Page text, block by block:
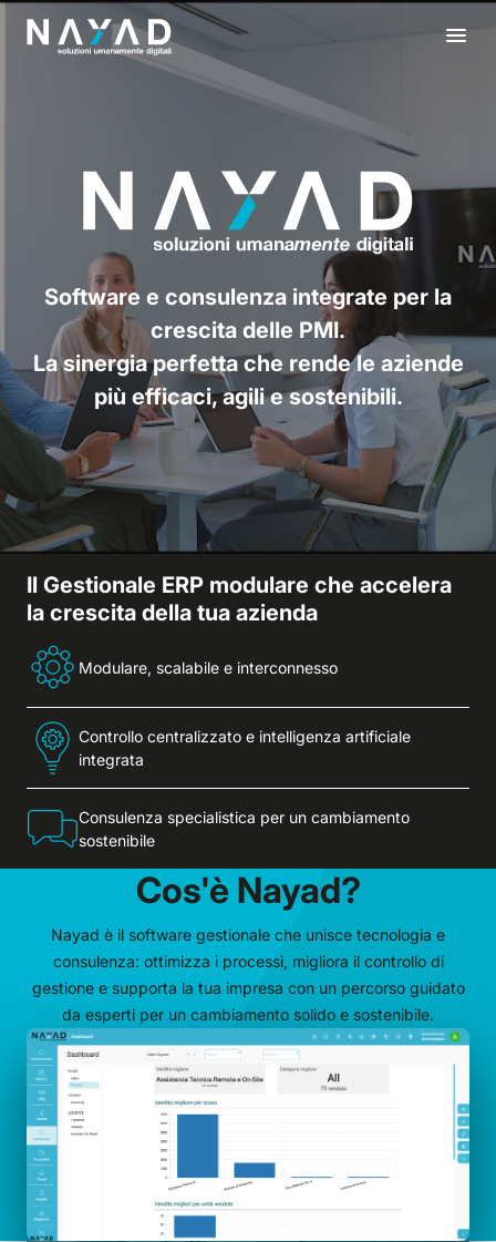
Software e consulenza integrate per la
crescita delle PMI.
La sinergia perfetta che rende le aziende
più efficaci, agili e sostenibili.
Il Gestionale ERP modulare che accelera
la crescita della tua azienda
Modulare, scalabile e interconnesso
Controllo centralizzato e intelligenza artificiale
integrata
Consulenza specialistica per un cambiamento
sostenibile
Cos'è Nayad?
Nayad è il software gestionale che unisce tecnologia e
consulenza: ottimizza i processi, migliora il controllo di
gestione e supporta la tua impresa con un percorso guidato
da esperti per un cambiamento solido e sostenibile.